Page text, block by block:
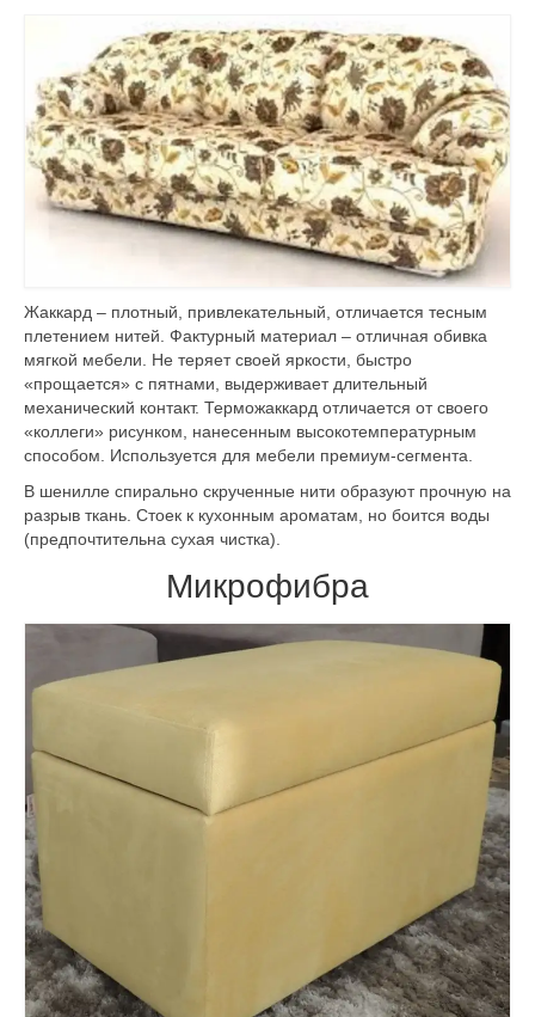
Жаккард – плотный, привлекательный, отличается тесным
плетением нитей. Фактурный материал – отличная обивка
мягкой мебели . Не теряет своей яркости, быстро
«прощается» с пятнами, выдерживает длительный
механический контакт. Терможаккард отличается от своего
«коллеги» рисунком, нанесенным высокотемпературным
способом. Используется для мебели премиум-сегмента.
В шенилле спирально скрученные нити образуют прочную на
разрыв ткань. Стоек к кухонным ароматам, но боится воды
(предпочтительна сухая чистка).
Микрофибра